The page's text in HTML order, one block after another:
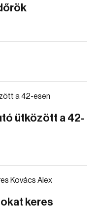
ütközött a 42-
keres